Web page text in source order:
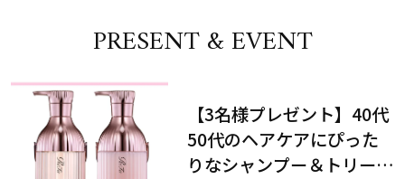
PRESENT & EVENT
【3名様プレゼント】40代
50代のヘアケアにぴった
りなシャンプー＆トリート